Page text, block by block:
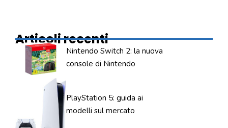
Articoli recenti
Nintendo Switch 2: la nuova
console di Nintendo
PlayStation 5: guida ai
modelli sul mercato